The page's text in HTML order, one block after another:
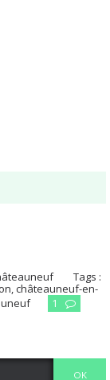
Tags :
,châteauneuf-en-
1